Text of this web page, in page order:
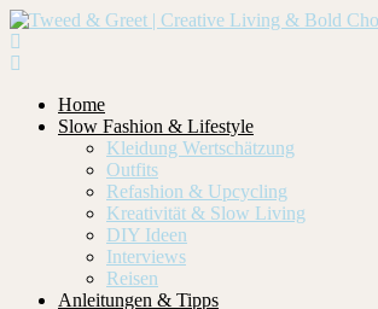
Home
Slow Fashion & Lifestyle
Kleidung Wertschätzung
Outfits
Refashion & Upcycling
Kreativität & Slow Living
DIY Ideen
Interviews
Reisen
Anleitungen & Tipps